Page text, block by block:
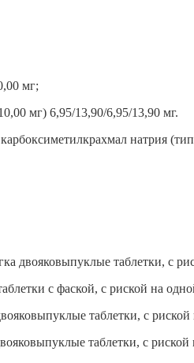
мг;
мг) 6,95/13,90/6,95/13,90 мг.
натрия
двояковыпуклые таблетки, с
с фаской, с риской на
таблетки, с
таблетки, с